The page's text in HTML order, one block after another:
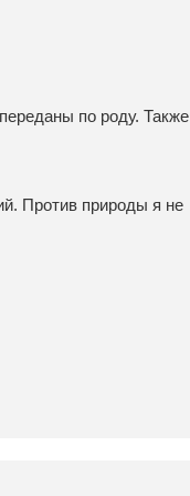
по роду. Также
Против природы я не